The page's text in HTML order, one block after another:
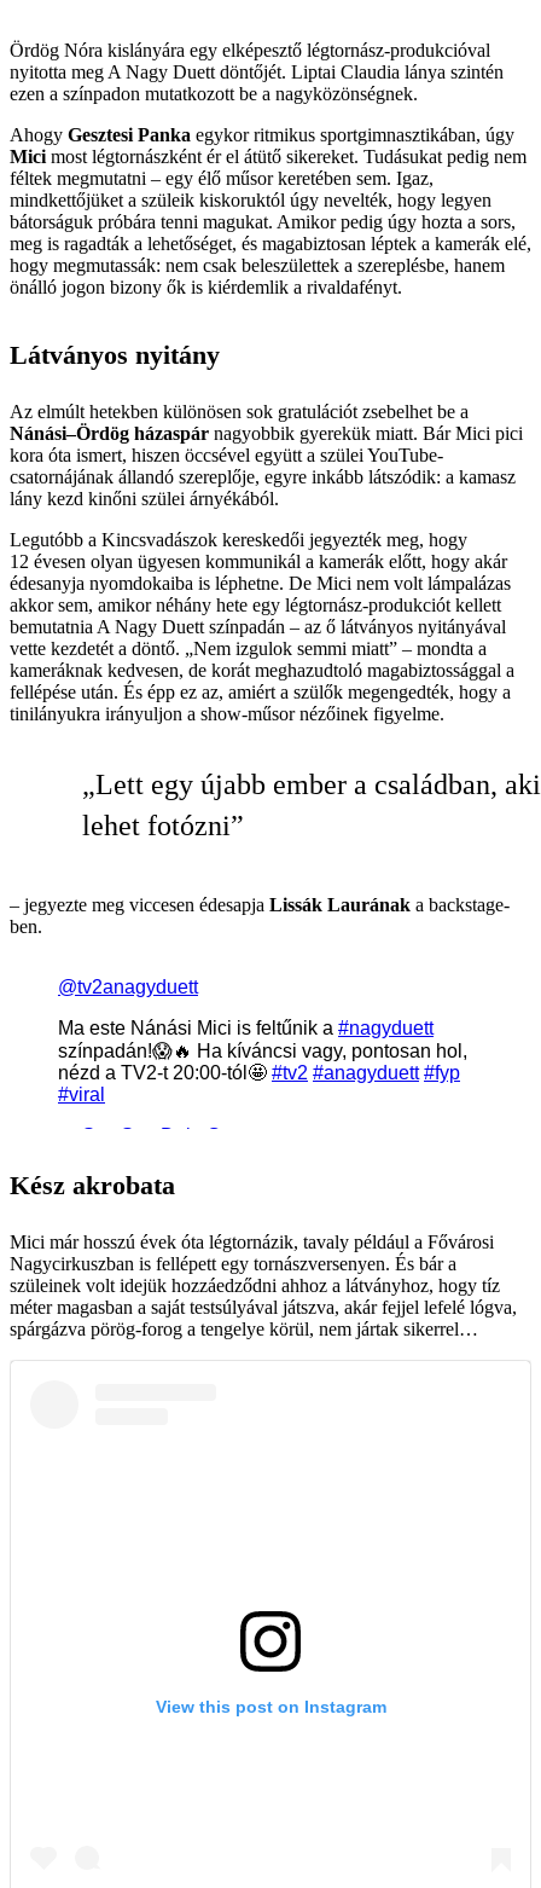
Ördög Nóra kislányára egy elképesztő légtornász-produkcióval
nyitotta meg A Nagy Duett döntőjét. Liptai Claudia lánya szintén
ezen a színpadon mutatkozott be a nagyközönségnek.
Ahogy Gesztesi Panka egykor ritmikus sportgimnasztikában, úgy
Mici most légtornászként ér el átütő sikereket. Tudásukat pedig nem
féltek megmutatni – egy élő műsor keretében sem. Igaz,
mindkettőjüket a szüleik kiskoruktól úgy nevelték, hogy legyen
bátorságuk próbára tenni magukat. Amikor pedig úgy hozta a sors,
meg is ragadták a lehetőséget, és magabiztosan léptek a kamerák elé,
hogy megmutassák: nem csak beleszülettek a szereplésbe, hanem
önálló jogon bizony ők is kiérdemlik a rivaldafényt.
Látványos nyitány
Az elmúlt hetekben különösen sok gratulációt zsebelhet be a
Nánási–Ördög házaspár nagyobbik gyerekük miatt. Bár Mici pici
kora óta ismert, hiszen öccsével együtt a szülei YouTube-
csatornájának állandó szereplője, egyre inkább látszódik: a kamasz
lány kezd kinőni szülei árnyékából.
Legutóbb a Kincsvadászok kereskedői jegyezték meg, hogy
12 évesen olyan ügyesen kommunikál a kamerák előtt, hogy akár
édesanyja nyomdokaiba is léphetne. De Mici nem volt lámpalázas
akkor sem, amikor néhány hete egy légtornász-produkciót kellett
bemutatnia A Nagy Duett színpadán – az ő látványos nyitányával
vette kezdetét a döntő. „Nem izgulok semmi miatt” – mondta a
kameráknak kedvesen, de korát meghazudtoló magabiztossággal a
fellépése után. És épp ez az, amiért a szülők megengedték, hogy a
tinilányukra irányuljon a show-műsor nézőinek figyelme.
„Lett egy újabb ember a családban,
lehet fotózni”
– jegyezte meg viccesen édesapja Lissák Laurának a backstage-
ben.
Kész akrobata
Mici már hosszú évek óta légtornázik, tavaly például a Fővárosi
Nagycirkuszban is fellépett egy tornászversenyen. És bár a
szüleinek volt idejük hozzáedződni ahhoz a látványhoz, hogy tíz
méter magasban a saját testsúlyával játszva, akár fejjel lefelé lógva,
spárgázva pörög-forog a tengelye körül, nem jártak sikerrel…